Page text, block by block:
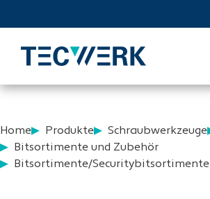
Home Produkte Schraubwerkzeuge
Bitsortimente und Zubehör
Bitsortimente/Securitybitsortimente